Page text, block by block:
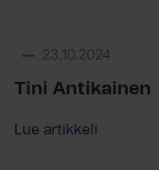
23.10.2024
Tini Antikainen
Lue artikkeli